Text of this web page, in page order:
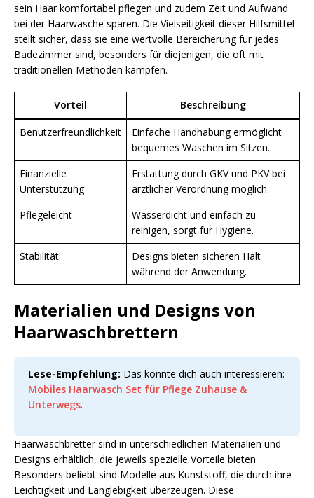
sein Haar komfortabel pflegen und zudem Zeit und Aufwand
bei der Haarwäsche sparen. Die Vielseitigkeit dieser Hilfsmittel
stellt sicher, dass sie eine wertvolle Bereicherung für jedes
Badezimmer sind, besonders für diejenigen, die oft mit
traditionellen Methoden kämpfen.
Vorteil Beschreibung
Benutzerfreundlichkeit
Einfache Handhabung ermöglicht
bequemes Waschen im Sitzen.
Finanzielle
Unterstützung
Erstattung durch GKV und PKV bei
ärztlicher Verordnung möglich.
Pflegeleicht
Wasserdicht und einfach zu
reinigen, sorgt für Hygiene.
Stabilität
Designs bieten sicheren Halt
während der Anwendung.
Materialien und Designs von
Haarwaschbrettern
Lese-Empfehlung: Das könnte dich auch interessieren:
Mobiles Haarwasch Set für Pflege Zuhause &
Unterwegs.
Haarwaschbretter sind in unterschiedlichen Materialien und
Designs erhältlich, die jeweils spezielle Vorteile bieten.
Besonders beliebt sind Modelle aus Kunststoff, die durch ihre
Leichtigkeit und Langlebigkeit überzeugen. Diese